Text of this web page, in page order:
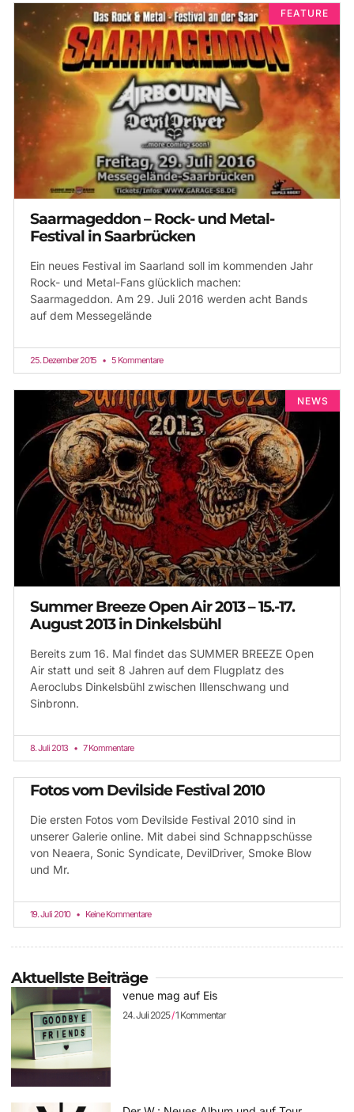
FEATURE
Saarmageddon – Rock- und Metal-
Festival in Saarbrücken
Ein neues Festival im Saarland soll im kommenden Jahr
Rock- und Metal-Fans glücklich machen:
Saarmageddon. Am 29. Juli 2016 werden acht Bands
auf dem Messegelände
25. Dezember 2015 5 Kommentare
NEWS
Summer Breeze Open Air 2013 – 15.-17.
August 2013 in Dinkelsbühl
Bereits zum 16. Mal findet das SUMMER BREEZE Open
Air statt und seit 8 Jahren auf dem Flugplatz des
Aeroclubs Dinkelsbühl zwischen Illenschwang und
Sinbronn.
8. Juli 2013 7 Kommentare
Fotos vom Devilside Festival 2010
Die ersten Fotos vom Devilside Festival 2010 sind in
unserer Galerie online. Mit dabei sind Schnappschüsse
von Neaera, Sonic Syndicate, DevilDriver, Smoke Blow
und Mr.
19. Juli 2010 Keine Kommentare
Aktuellste Beiträge
venue mag auf Eis
24. Juli 2025 1 Kommentar